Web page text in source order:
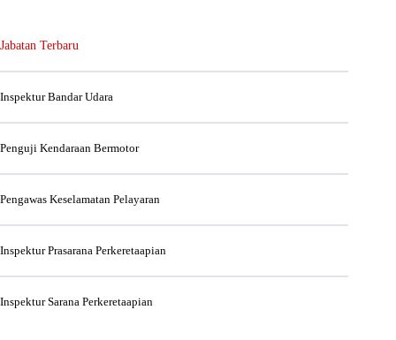
Jabatan Terbaru
Inspektur Bandar Udara
Penguji Kendaraan Bermotor
Pengawas Keselamatan Pelayaran
Inspektur Prasarana Perkeretaapian
Inspektur Sarana Perkeretaapian